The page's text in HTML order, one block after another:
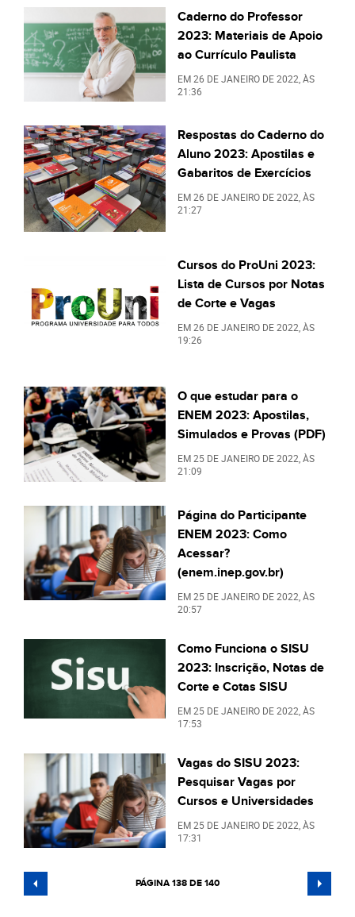
Caderno do Professor
2023: Materiais de Apoio
ao Currículo Paulista
EM26 DE JANEIRO DE 2022 , ÀS
21:36
Respostas do Caderno do
Aluno 2023: Apostilas e
Gabaritos de Exercícios
EM26 DE JANEIRO DE 2022 , ÀS
21:27
Cursos do ProUni 2023:
Lista de Cursos por Notas
de Corte e Vagas
EM26 DE JANEIRO DE 2022, ÀS
19:26
O que estudar para o
ENEM 2023: Apostilas,
Simulados e Provas (PDF)
EM25 DE JANEIRO DE 2022, ÀS
21:09
Página do Participante
ENEM 2023: Como
Acessar?
(enem.inep.gov.br)
EM25 DE JANEIRO DE 2022 , ÀS
20:57
Como Funciona o SISU
2023: Inscrição, Notas de
Corte e Cotas SISU
EM25 DE JANEIRO DE 2022 , ÀS
17:53
Vagas do SISU 2023:
Pesquisar Vagas por
Cursos e Universidades
EM25 DE JANEIRO DE 2022 , ÀS
17:31
PÁGINA 138 DE 140